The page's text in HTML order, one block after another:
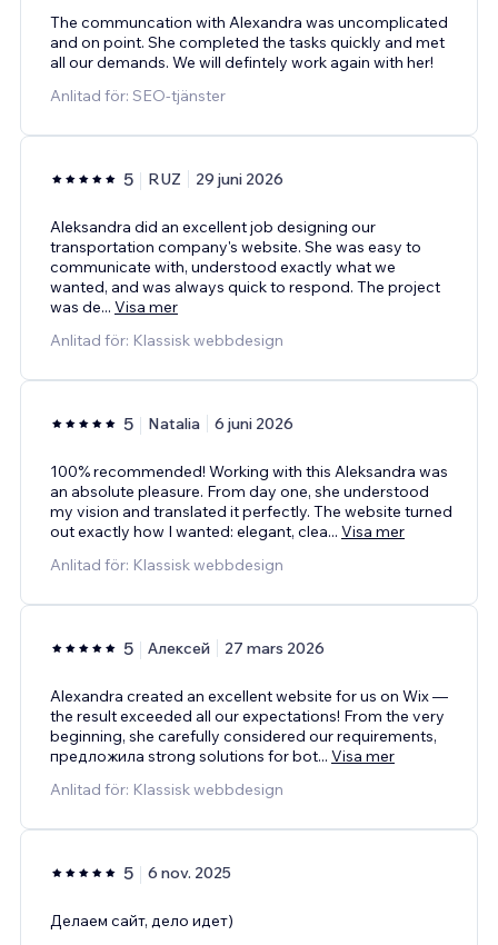
The communcation with Alexandra was uncomplicated
and on point. She completed the tasks quickly and met
all our demands. We will defintely work again with her!
Anlitad för: SEO-tjänster
5 RUZ 29 juni 2026
Aleksandra did an excellent job designing our
transportation company's website. She was easy to
communicate with, understood exactly what we
wanted, and was always quick to respond. The project
was de... Visa mer
Anlitad för: Klassisk webbdesign
5 Natalia 6 juni 2026
100% recommended! Working with this Aleksandra was
an absolute pleasure. From day one, she understood
my vision and translated it perfectly. The website turned
out exactly how I wanted: elegant, clea... Visa mer
Anlitad för: Klassisk webbdesign
5 Алексей 27 mars 2026
Alexandra created an excellent website for us on Wix —
the result exceeded all our expectations! From the very
beginning, she carefully considered our requirements,
предложила strong solutions for bot... Visa mer
Anlitad för: Klassisk webbdesign
5 6 nov. 2025
Делаем сайт, дело идет)